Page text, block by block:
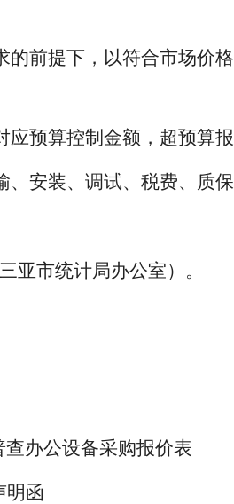
的前提下，以符合市场价
预算控制金额，超预算报
安装、调试、税费、质
亚市统计局办公室）。
办公设备采购报价表
明函